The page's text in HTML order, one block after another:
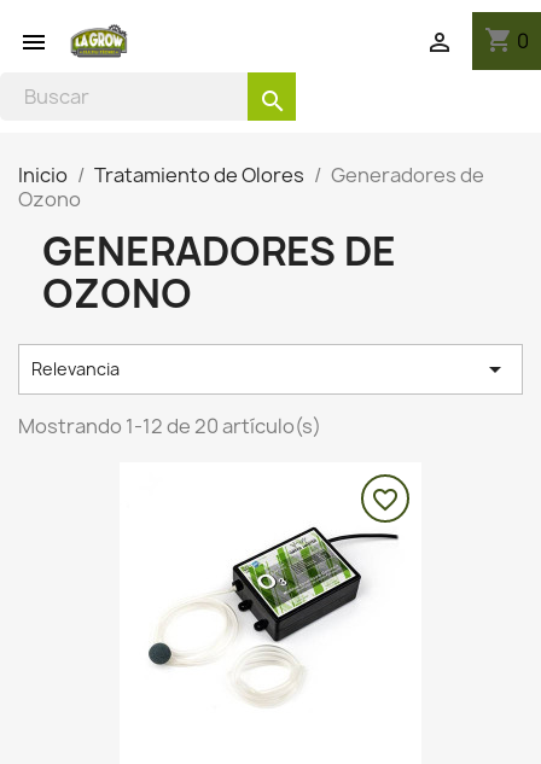
 shopping_cart 0

search
Inicio Tratamiento de Olores
Generadores de
Ozono
GENERADORES DE
OZONO
Relevancia 
Mostrando 1-12 de 20 artículo(s)
favorite_border